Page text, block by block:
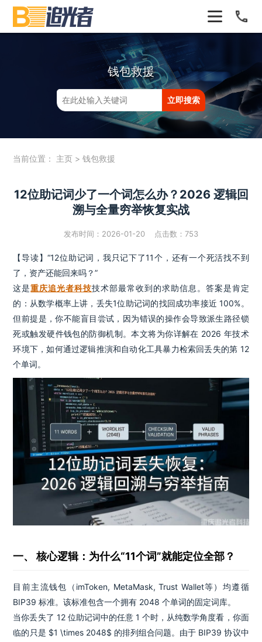
钱包救援
当前位置： 主页 >钱包救援
12位助记词少了一个词怎么办？2026 逻辑回
溯与全量穷举恢复实战
发布时间：2026-01-20 点击数： 753
【导读】“12位助记词，我只记下了11个，还有一个死活找不到
了，资产还能回来吗？”
这是重庆追光者科技技术部最常收到的求助信息。答案是肯定
的：从数学概率上讲，丢失1位助记词的找回成功率接近 100%。
但前提是，你不能盲目尝试，因为错误的操作会导致派生路径锁
死或触发硬件钱包的防御机制。本文将为你详解在 2026 年技术
环境下，如何通过逻辑推演和自动化工具暴力检索回丢失的第 12
个单词。
一、 核心逻辑：为什么“11个词”就能定位全部？
目前主流钱包（imToken, MetaMask, Trust Wallet等）均遵循
BIP39 标准。该标准包含一个拥有 2048 个单词的固定词库。
当你丢失了 12 位助记词中的任意 1 个时，从纯数学角度看，你面
临的只是 $1 \times 2048$ 的排列组合问题。由于 BIP39 协议中